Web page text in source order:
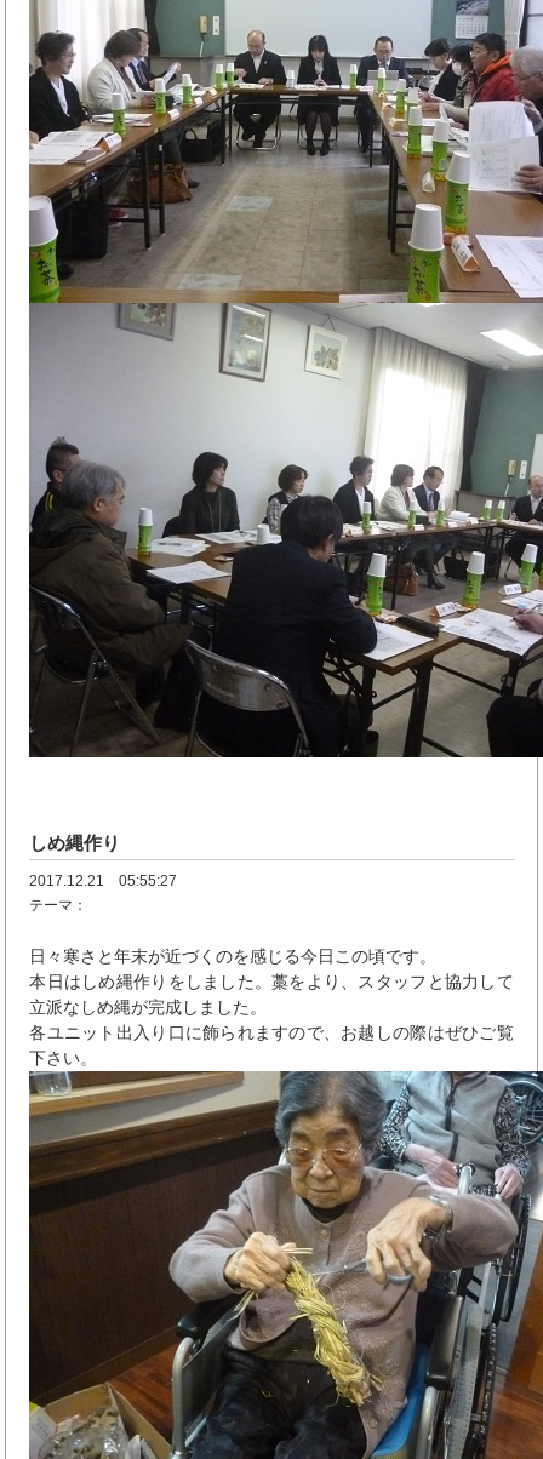
しめ縄作り
2017.12.21 05:55:27
テーマ：
日々寒さと年末が近づくのを感じる今日この頃です。
本日はしめ縄作りをしました。藁をより、スタッフと協力して
立派なしめ縄が完成しました。
各ユニット出入り口に飾られますので、お越しの際はぜひご覧
下さい。